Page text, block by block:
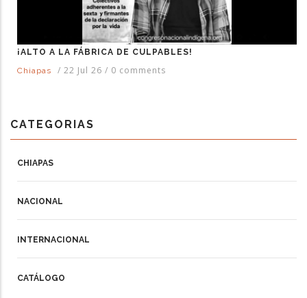
¡ALTO A LA FÁBRICA DE CULPABLES!
Chiapas
/ 22 Jul 26 / 0 comments
CATEGORIAS
CHIAPAS
NACIONAL
INTERNACIONAL
CATÁLOGO